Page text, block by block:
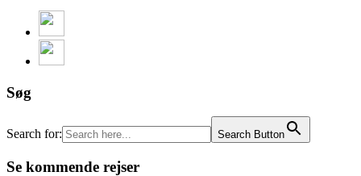
Søg
Search for: Search Button
Se kommende rejser